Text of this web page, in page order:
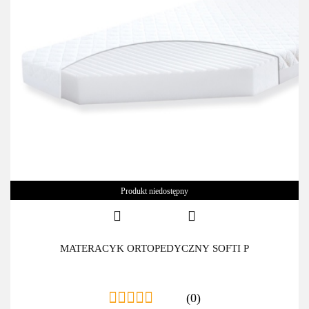
Produkt niedostępny
MATERACYK ORTOPEDYCZNY SOFTI P
(0)